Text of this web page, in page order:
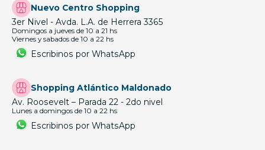
Nuevo Centro Shopping
3er Nivel - Avda. L.A. de Herrera 3365
Domingos a jueves de 10 a 21 hs
Viernes y sabados de 10 a 22 hs
Escribinos por WhatsApp
Shopping Atlántico Maldonado
Av. Roosevelt – Parada 22 - 2do nivel
Lunes a domingos de 10 a 22 hs
Escribinos por WhatsApp